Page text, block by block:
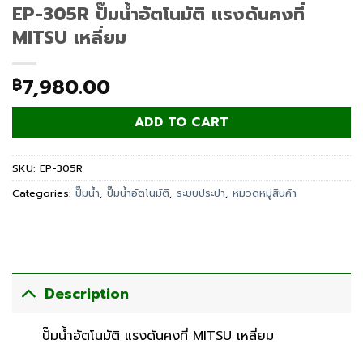
EP-305R ปั๊มน้ำอัตโนมัติ แรงดันคงที่
MITSU เหลี่ยม
฿7,980.00
ADD TO CART
SKU: EP-305R
Categories: ปั๊มน้ำ, ปั๊มน้ำอัตโนมัติ, ระบบประปา, หมวดหมู่สินค้า
Description
ปั๊มน้ำอัตโนมัติ แรงดันคงที่ MITSU เหลี่ยม